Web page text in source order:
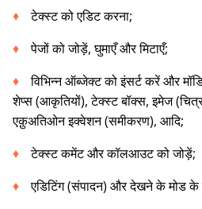
टेक्स्ट को एडिट करना;
पेजों को जोड़ें,घुमाएँ और मिटाएँ;
विभिन्न ऑब्जेक्ट को इंसर्ट करें और
शेप्स(आकृतियों),टेक्स्ट बॉक्स,इमेज(
एक़ुअतिओन इक्वेशन(समीकरण), आदि;
टेक्स्ट कमेंट और कॉलआउट को जोड़ें;
एडिटिंग(संपादन) और देखने के मोड के